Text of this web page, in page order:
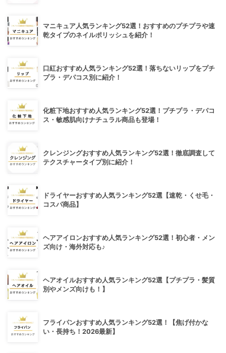
マニキュア人気ランキング52選！おすすめのプチプラや速
乾タイプのネイルポリッシュを紹介！
口紅おすすめ人気ランキング52選！落ちないリップをプチ
プラ・デパコス別に紹介！
化粧下地おすすめ人気ランキング52選！プチプラ・デパコ
ス・敏感肌向けナチュラル商品も登場！
クレンジングおすすめ人気ランキング52選！徹底調査して
テクスチャータイプ別に紹介！
ドライヤーおすすめ人気ランキング52選【速乾・くせ毛・
コスパ商品】
ヘアアイロンおすすめ人気ランキング52選！初心者・メン
ズ向け・海外対応も♪
ヘアオイルおすすめ人気ランキング52選【プチプラ・髪質
別やメンズ向けも！】
フライパンおすすめ人気ランキング52選！【焦げ付かな
い・長持ち！2026最新】